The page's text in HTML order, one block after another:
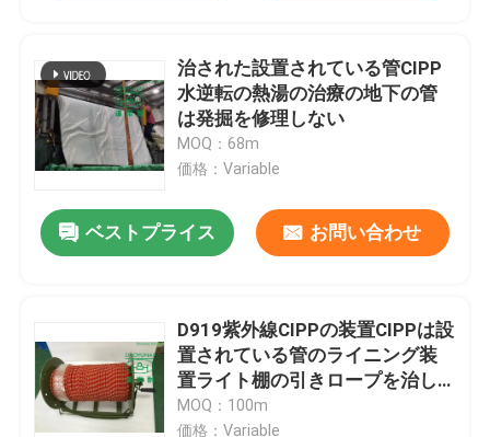
治された設置されている管CIPP
水逆転の熱湯の治療の地下の管
は発掘を修理しない
MOQ：68m
価格：Variable
ベストプライス お問い合わせ
D919紫外線CIPPの装置CIPPは設
置されている管のライニング装
置ライト棚の引きロープを治し
た
MOQ：100m
価格：Variable